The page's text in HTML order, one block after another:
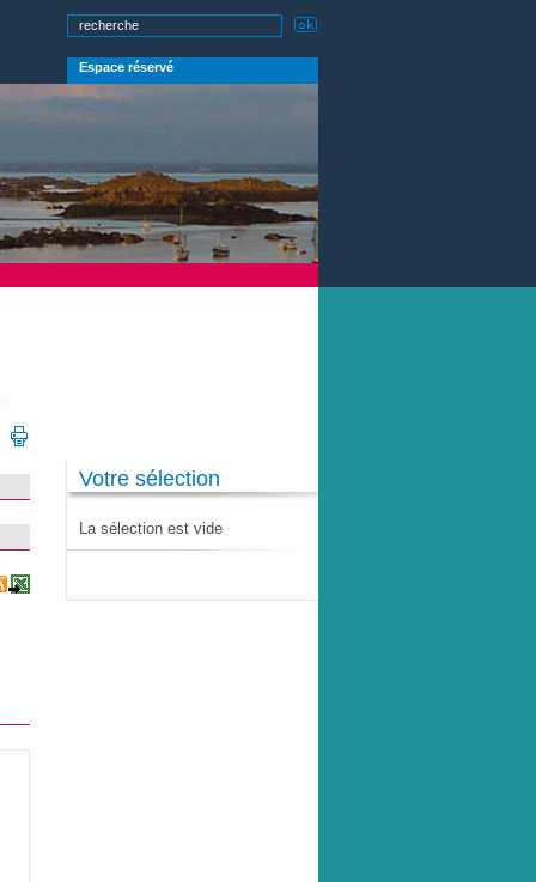
Espace réservé
Votre sélection
La sélection est vide